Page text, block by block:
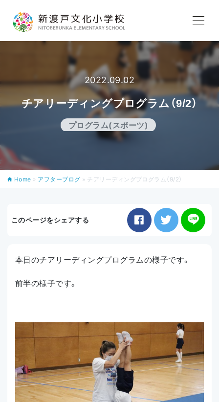
教育内容
学校生活
アクセス
2022.09.02
チアリーディングプログラム（9/2）
プログラム(スポーツ)
Home » アフターブログ » チアリーディングプログラム（9/2）
このページをシェアする
本日のチアリーディングプログラムの様子です。
前半の様子です。